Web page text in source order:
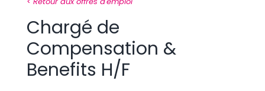
Chargé de
Compensation &
Benefits H/F